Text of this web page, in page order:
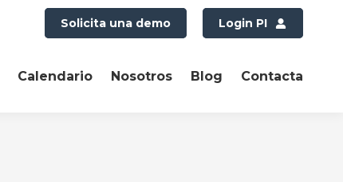
Solicita una demo Login PI
Calendario Nosotros Blog Contacta